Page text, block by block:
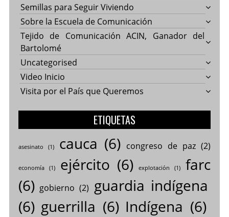
Semillas para Seguir Viviendo
Sobre la Escuela de Comunicación
Tejido de Comunicación ACIN, Ganador del
Bartolomé
Uncategorised
Video Inicio
Visita por el País que Queremos
ETIQUETAS
asesinato (1) cauca (6) congreso de paz(2)
economía(1) ejército (6) explotación (1)
farc
(6) gobierno (2) guardia indígena
(6) guerrilla (6) Indígena (6)